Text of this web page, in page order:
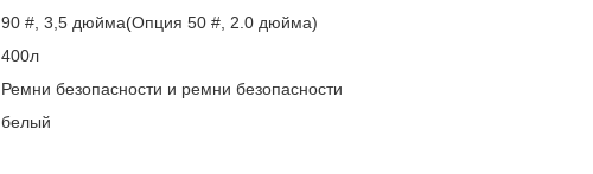
90 #, 3,5 дюйма(Опция 50 #, 2.0 дюйма)
400л
Ремни безопасности и ремни безопасности
белый